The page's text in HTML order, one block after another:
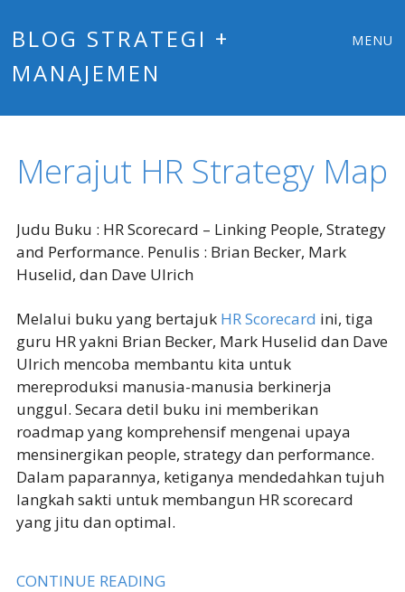
BLOG STRATEGI +
MANAJEMEN
MENU
Merajut HR Strategy Map
Judu Buku : HR Scorecard – Linking People, Strategy
and Performance. Penulis : Brian Becker, Mark
Huselid, dan Dave Ulrich
Melalui buku yang bertajuk HR Scorecard ini, tiga
guru HR yakni Brian Becker, Mark Huselid dan Dave
Ulrich mencoba membantu kita untuk
mereproduksi manusia-manusia berkinerja
unggul. Secara detil buku ini memberikan
roadmap yang komprehensif mengenai upaya
mensinergikan people, strategy dan performance.
Dalam paparannya, ketiganya mendedahkan tujuh
langkah sakti untuk membangun HR scorecard
yang jitu dan optimal.
CONTINUE READING